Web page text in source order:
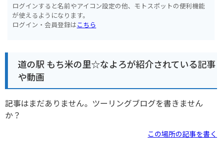
ログインすると名前やアイコン設定の他、モトスポットの便利機能
が使えるようになります。
ログイン・会員登録はこちら
道の駅 もち米の里☆なよろが紹介されている記事
や動画
記事はまだありません。ツーリングブログを書きません
か？
この場所の記事を書く